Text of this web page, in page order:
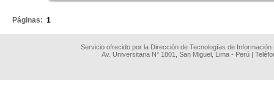
Páginas: 1
Servicio ofrecido por la Dirección de Tecnologías de
Av. Universitaria N° 1801, San Miguel, Lima - Perú |